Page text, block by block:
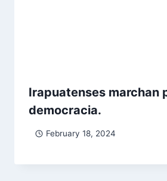
Irapuatenses marchan
democracia.
February 18, 2024